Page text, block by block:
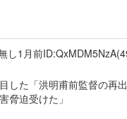
し1月前
した「洪明甫前監督の再
脅迫受けた」